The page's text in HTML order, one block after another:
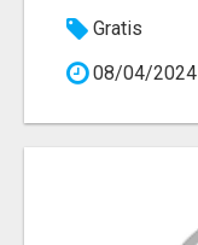
Gratis
08/04/2024